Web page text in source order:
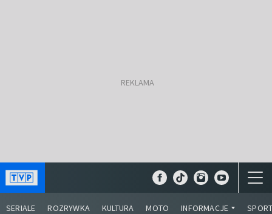
SERIALE ROZRYWKA KULTURA MOTO INFORMACJE